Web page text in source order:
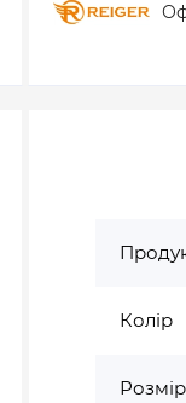
Колір
Розмір